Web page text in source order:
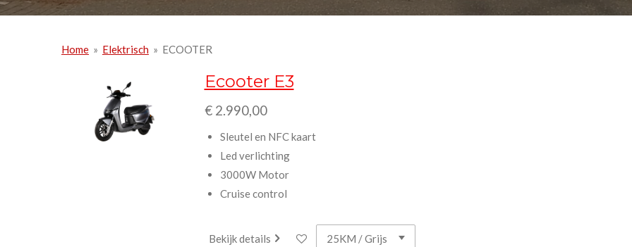
Home » Elektrisch » ECOOTER
Ecooter E3
€ 2.990,00
Sleutel en NFC kaart
Led verlichting
3000W Motor
Cruise control
Bekijk details